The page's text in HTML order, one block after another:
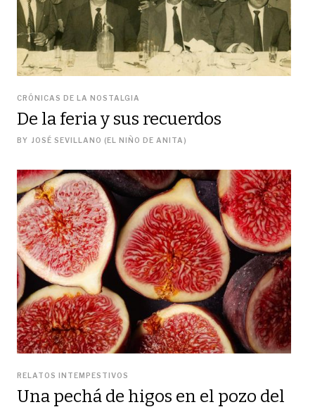
CRÓNICAS DE LA NOSTALGIA
De la feria y sus recuerdos
BY JOSÉ SEVILLANO (EL NIÑO DE ANITA)
RELATOS INTEMPESTIVOS
Una pechá de higos en el pozo del